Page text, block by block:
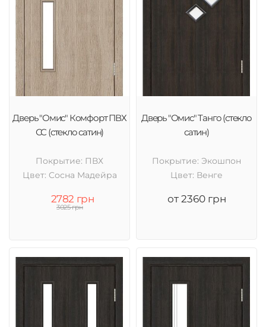
Дверь "Омис" Комфорт ПВХ
СС (стекло сатин)
Покрытие: ПВХ
Цвет: Cосна Мадейра
2782 грн
3025 грн
Дверь "Омис" Танго (стекло
сатин)
Покрытие: Экошпон
Цвет: Венге
от 2360 грн